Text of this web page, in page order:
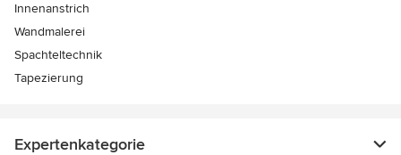
Innenanstrich
Wandmalerei
Spachteltechnik
Tapezierung
Expertenkategorie